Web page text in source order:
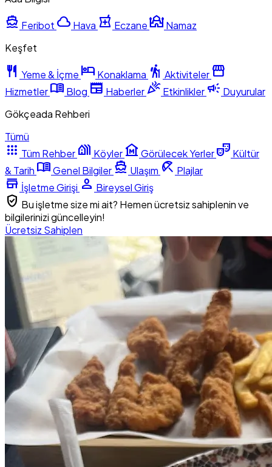
directions_boat Feribot cloud Hava local_pharmacy EczanemosqueNamaz
Keşfet
restaurant Yeme & İçme hotel Konaklama hiking Aktiviteler storefront
Hizmetlermenu_book Blog newspaper Haberler celebrationEtkinlikler campaign Duyurular
Gökçeada Rehberi
Tümü
apps Tüm Rehber holiday_village Köyler museum Görülecek Yerlertheater_comedy Kültür
& Tarih menu_bookGenel Bilgiler directions_boat Ulaşım beach_access Plajlar
store İşletme Girişi person Bireysel Giriş
verified_user Bu işletme size mi ait? Hemen ücretsiz sahiplenin ve
bilgilerinizi güncelleyin!
Ücretsiz Sahiplen